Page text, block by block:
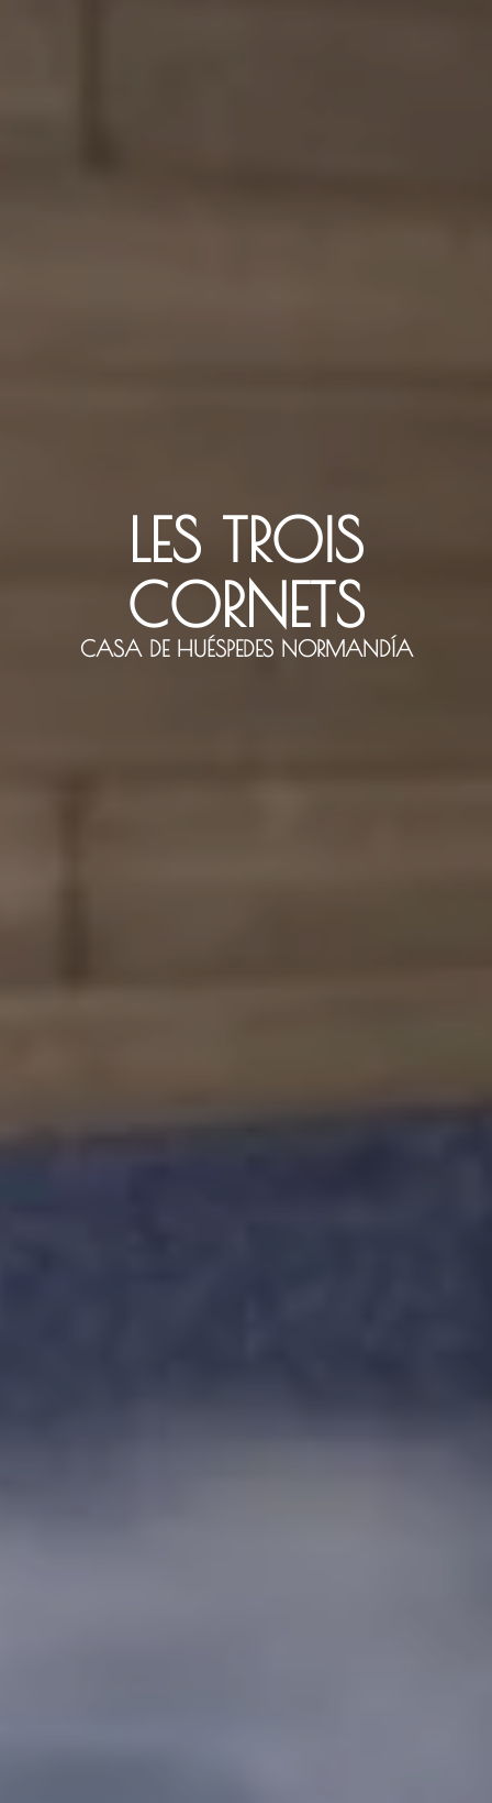
LES TROIS
CORNETS
CASA DE HUÉSPEDES NORMANDÍA
LES TROIS
CORNETS
CASA DE HUÉSPEDES NORMANDÍA